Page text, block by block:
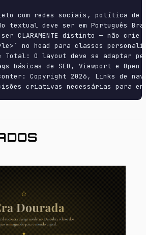
com redes sociais, política
textual deve ser em Português
CLARAMENTE distinto — não
no head para classes
Total: O layout deve se adaptar
básicas de SEO, Viewport e Open
Copyright 2026, Links de
criativas necessárias para